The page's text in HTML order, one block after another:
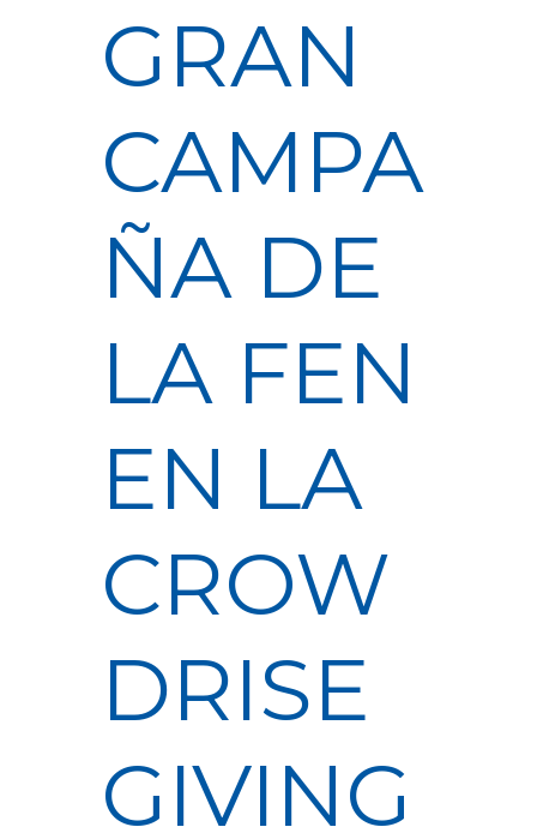
GRAN
CAMPA
ÑA DE
LA FEN
EN LA
CROW
DRISE
GIVING